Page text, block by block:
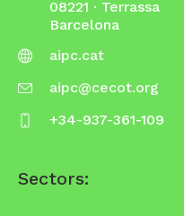
08221 · Terrassa
Barcelona
aipc.cat
aipc@cecot.org
+34-937-361-109
Sectors: